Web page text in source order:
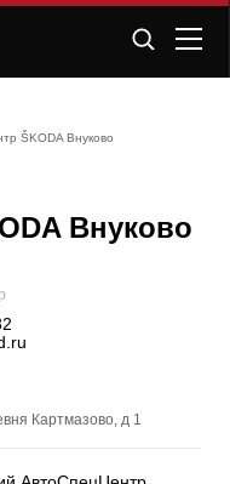
ŠKODA Внуково
Внуково
Картмазово, д 1